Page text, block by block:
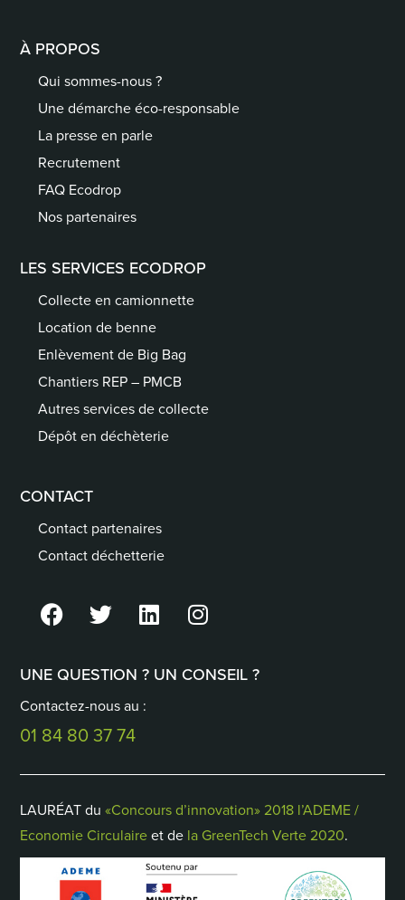
À PROPOS
Qui sommes-nous ?
Une démarche éco-responsable
La presse en parle
Recrutement
FAQ Ecodrop
Nos partenaires
LES SERVICES ECODROP
Collecte en camionnette
Location de benne
Enlèvement de Big Bag
Chantiers REP – PMCB
Autres services de collecte
Dépôt en déchèterie
CONTACT
Contact partenaires
Contact déchetterie
UNE QUESTION ? UN CONSEIL ?
Contactez-nous au :
01 84 80 37 74
LAURÉAT du«Concours d’innovation» 2018 l’ADEME /
Economie Circulaireet de la GreenTech Verte 2020.